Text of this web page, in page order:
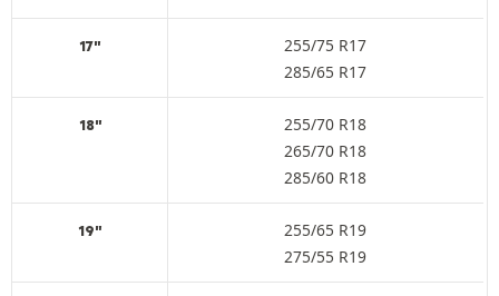
17"
255/75 R17
285/65 R17
18"
255/70 R18
265/70 R18
285/60 R18
19"
255/65 R19
275/55 R19